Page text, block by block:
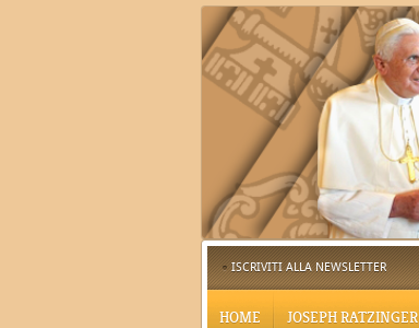
ISCRIVITI ALLA NEWSLETTER
HOME JOSEPH RATZINGER